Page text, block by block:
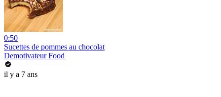
0:50
Sucettes de pommes au chocolat
Demotivateur Food
il y a 7 ans